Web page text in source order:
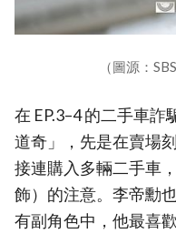
（圖源：
在 EP.3–4 的二手車
道奇」，先是在賣場
接連購入多輛二手車
飾）的注意。李帝勳
有副角色中，他最喜